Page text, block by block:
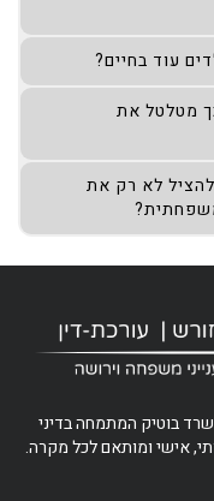
עוד בחיים?
מטלטל את
לא רק את
בוטיק המתמחה בדיני
אישי ומותאם לכל מקרה.